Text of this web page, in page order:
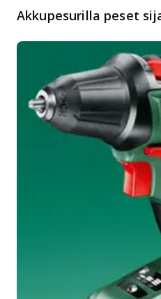
Akkupesurilla peset